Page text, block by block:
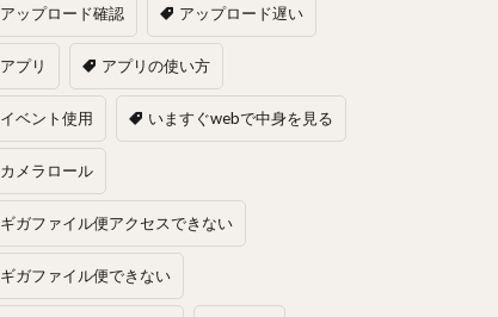
アップロード確認 アップロード遅い
アプリ アプリの使い方
イベント使用 いますぐwebで中身を見る
カメラロール
ギガファイル便アクセスできない
ギガファイル便できない